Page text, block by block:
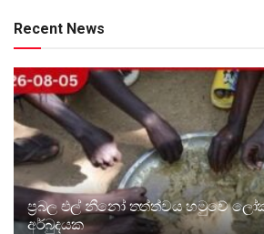
Recent News
ප්‍රබල එල් නීනෝ තත්ත්වය හමුවේ
අර්බුදයක